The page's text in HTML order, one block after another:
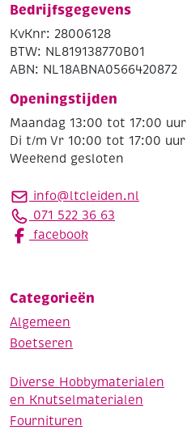
Bedrijfsgegevens
KvKnr: 28006128
BTW: NL819138770B01
ABN: NL18ABNA0566420872
Openingstijden
Maandag 13:00 tot 17:00 uur
Di t/m Vr 10:00 tot 17:00 uur
Weekend gesloten
info@ltcleiden.nl
071 522 36 63
facebook
Categorieën
Algemeen
Boetseren
Diverse Hobbymaterialen
en Knutselmaterialen
Fournituren